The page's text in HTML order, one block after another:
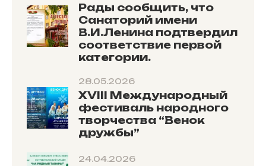
Рады сообщить, что
Санаторий имени
В.И.Ленина подтвердил
соответствие первой
категории.
28.05.2026
XVIII Международный
фестиваль народного
творчества “Венок
дружбы”
24.04.2026